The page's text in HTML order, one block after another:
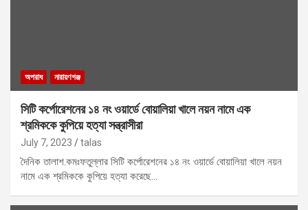
অপরাধ নারায়ণগঞ্জ
সিটি কর্পোরেশনের ১৪ নং ওয়ার্ডে বোয়ালিয়া খালে নয়ন নামে এক
শ্রমিককে কুপিয়ে হত্যা সন্ত্রাসীরা
July 7, 2023 talas
দৈনিক তালাশ.কমঃফতুল্লার সিটি কর্পোরেশনের ১৪ নং ওয়ার্ডে বোয়ালিয়া খালে নয়ন
নামে এক শ্রমিককে কুপিয়ে হত্যা করেছে…